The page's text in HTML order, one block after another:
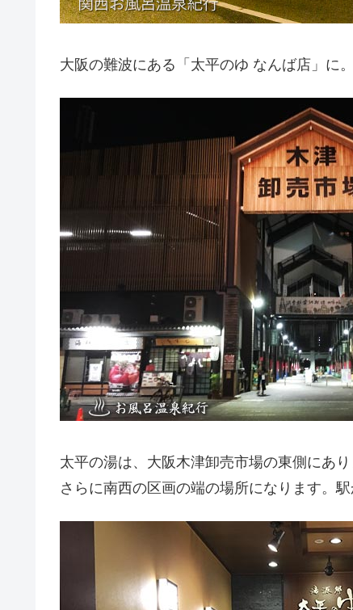
大阪の難波にある「太平のゆ なんば店」に。
太平の湯は、大阪木津卸売市場の東側にあ
さらに南西の区画の端の場所になります。